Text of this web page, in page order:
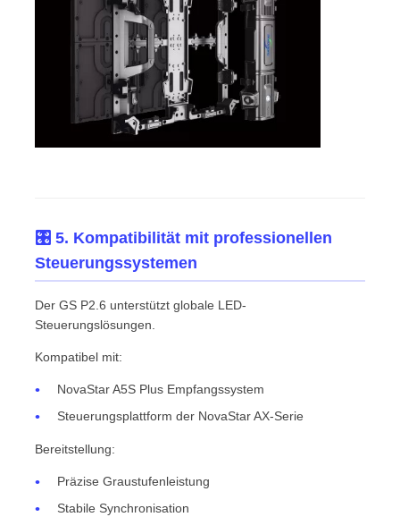
🎛️ 5. Kompatibilität mit professionellen
Steuerungssystemen
Der GS P2.6 unterstützt globale LED-
Steuerungslösungen.
Kompatibel mit:
NovaStar A5S Plus Empfangssystem
Steuerungsplattform der NovaStar AX-Serie
Bereitstellung:
Präzise Graustufenleistung
Stabile Synchronisation